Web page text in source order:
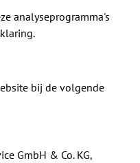
analyseprogramma's
bij de volgende
GmbH & Co. KG,